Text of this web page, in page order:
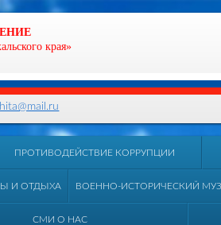
края»
ПРОТИВОДЕЙСТВИЕ КОРРУПЦИИ
И ОТДЫХА ВОЕННО-ИСТОРИЧЕСКИЙ
СМИ О НАС